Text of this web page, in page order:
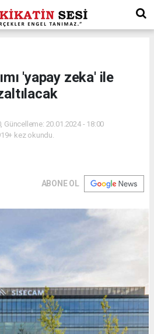
'yapay zeka' ile
Güncelleme: 20.01.2024 - 18:00
kez okundu.
ABONE OL